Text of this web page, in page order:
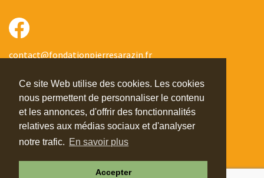
Ce site Web utilise des cookies. Les cookies
nous permettent de personnaliser le contenu
et les annonces, d'offrir des fonctionnalités
relatives aux médias sociaux et d'analyser
notre trafic. En savoir plus
Accepter
contact@fondationpierresarazin.fr
Fondation Pierre SARAZIN
C/O Jérôme GRANGIER
268 Draille de Bagnolet
Route d’Avignon
13150 Tarascon
CGU
Mentions légales